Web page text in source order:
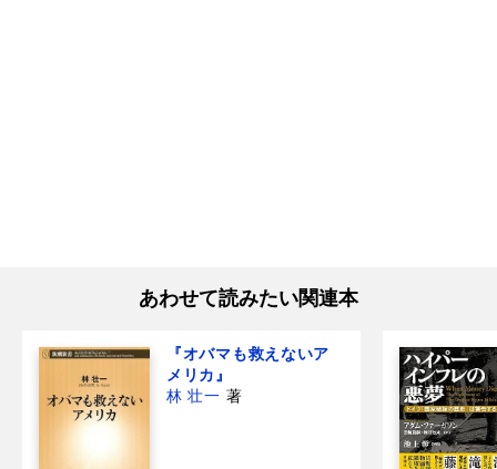
あわせて読みたい関連本
『オバマも救えないア
メリカ』
林 壮一 著